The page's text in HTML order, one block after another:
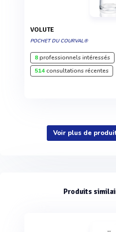
VOLUTE
POCHET DU COURVAL®
8professionnels intéressés
514consultations récentes
Voir plus de
Produits